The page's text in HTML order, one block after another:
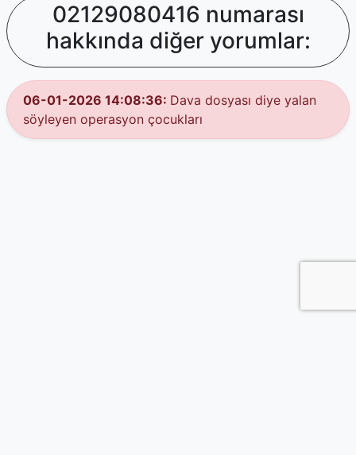
02129080416 numarası
hakkında diğer yorumlar:
06-01-2026 14:08:36: Dava dosyası diye yalan
söyleyen operasyon çocukları